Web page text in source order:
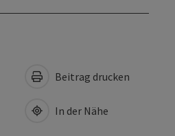
Beitrag drucken
In der Nähe